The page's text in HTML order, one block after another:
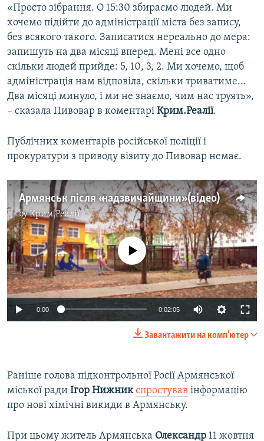
«Просто зібрання. О 15:30 збираємо людей. Ми
хочемо підійти до адміністрації міста без запису,
без всякого такого. Записатися нереально до мера:
запишуть на два місяці вперед. Мені все одно
скільки людей прийде: 5, 10, 3, 2. Ми хочемо, щоб
адміністрація нам відповіла, скільки триватиме...
Два місяці минуло, і ми не знаємо, чим нас труять»,
– сказала Пивовар в коментарі Крим.Реалії.
Публічних коментарів російської поліції і
прокуратури з приводу візиту до Пивовар немає.
Армянськ після «надзвичайщини» (відео)
byКрим.Реалії
No media source currently available
0:00 0:02:05
Завантажити на комп'ютер
Раніше голова підконтрольної Росії Армянської
міської ради Ігор Нижникспростував інформацію
про нові хімічні викиди в Армянську.
При цьому житель Армянська Олександр 11 жовтня